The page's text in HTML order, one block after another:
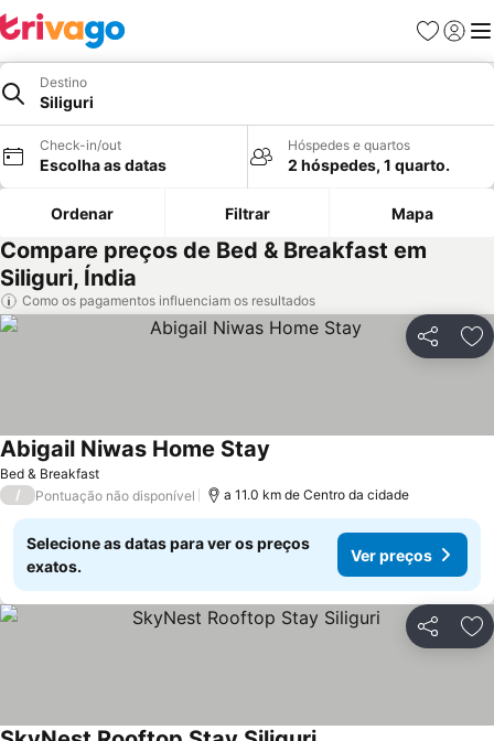
Favoritos
Iniciar
Destino
Siliguri
Check-in/out
Escolha as datas
Hóspedes e quartos
2 hóspedes, 1 quarto.
Ordenar Filtrar Mapa
Compare preços de Bed & Breakfast em
Siliguri, Índia
Como os pagamentos influenciam os resultados
Partilhar
Bed & Breakfast
Abigail Niwas Home Stay
/ Pontuação não disponível a 11.0 km de Centro da cidade
Selecione as datas para ver os preços
exatos.
Ver preços
Partilhar